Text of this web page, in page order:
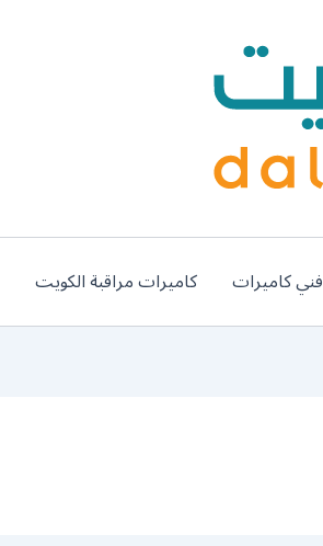
فني كاميرات كاميرات مراقبة الكويت